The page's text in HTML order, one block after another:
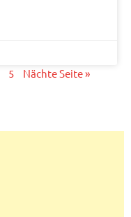
5 Nächte Seite »